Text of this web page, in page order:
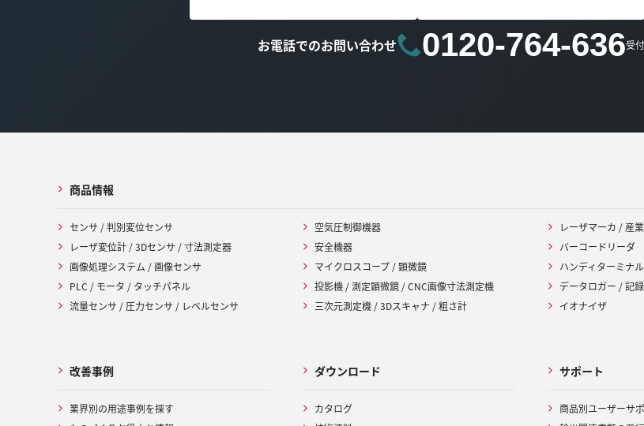
お電話でのお問い合わせ 0120-764-636受
商品情報
センサ / 判別変位センサ
レーザ変位計 / 3Dセンサ / 寸法測定器
画像処理システム / 画像センサ
PLC / モータ / タッチパネル
流量センサ / 圧力センサ / レベルセンサ
空気圧制御機器
安全機器
マイクロスコープ / 顕微鏡
投影機 / 測定顕微鏡 / CNC画像寸法測定機
三次元測定機 / 3Dスキャナ / 粗さ計
レーザマーカ / 産
バーコードリーダ
ハンディターミナル
データロガー / 記
イオナイザ
改善事例
業界別の用途事例を探す
ダウンロード
カタログ
サポート
商品別ユーザーサ